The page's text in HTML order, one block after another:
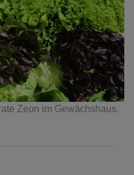
Zeon im Gewächshaus.